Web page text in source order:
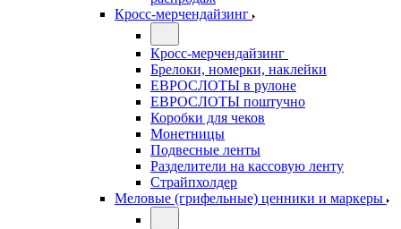
Кросс-мерчендайзинг
Кросс-мерчендайзинг
Брелоки, номерки, наклейки
ЕВРОСЛОТЫ в рулоне
ЕВРОСЛОТЫ поштучно
Коробки для чеков
Монетницы
Подвесные ленты
Разделители на кассовую ленту
Страйпхолдер
Меловые (грифельные) ценники и маркеры